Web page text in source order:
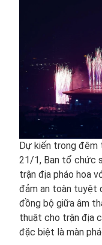
Dự kiến trong đêm
21/1, Ban tổ chức
trận địa pháo hoa
đảm an toàn tuyệt
đồng bộ giữa âm
thuật cho trận địa
đặc biệt là màn